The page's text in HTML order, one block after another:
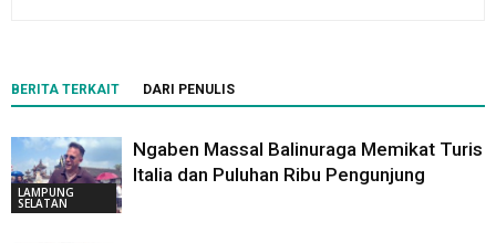
BERITA TERKAIT DARI PENULIS
LAMPUNG
SELATAN
Ngaben Massal Balinuraga Memikat Turis
Italia dan Puluhan Ribu Pengunjung